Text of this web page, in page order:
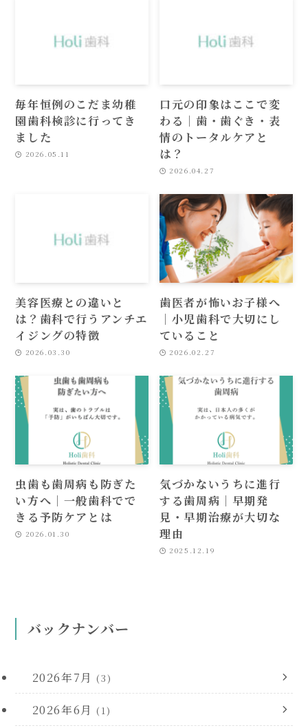
毎年恒例のこだま幼稚
園歯科検診に行ってき
ました
2026.05.11
口元の印象はここで変
わる｜歯・歯ぐき・表
情のトータルケアと
は？
2026.04.27
美容医療との違いと
は？歯科で行うアンチエ
イジングの特徴
2026.03.30
歯医者が怖いお子様へ
｜小児歯科で大切にし
ていること
2026.02.27
虫歯も歯周病も防ぎた
い方へ｜一般歯科でで
きる予防ケアとは
2026.01.30
気づかないうちに進行
する歯周病｜早期発
見・早期治療が大切な
理由
2025.12.19
バックナンバー
2026年7月 (3)
2026年6月 (1)